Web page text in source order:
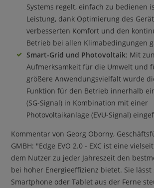
Systems regelt, einfach zu bedienen
Leistung, dank Optimierung des
verbesserten Komfort und den
Betrieb bei allen Klimabedingungen
Smart-Grid und Photovoltaik: Mit
Aufmerksamkeit für die Umwelt und
größere Anwendungsvielfalt wurde
Funktion für den Betrieb innerhalb
(SG-Signal) in Kombination mit einer
Photovoltaikanlage (EVU-Signal)
Kommentar von Georg Oborny,
GMBH: "Edge EVO 2.0 - EXC ist eine
dem Nutzer zu jeder Jahreszeit den
bei hoher Energieeffizienz bietet. Sie
Smartphone oder Tablet aus der Ferne